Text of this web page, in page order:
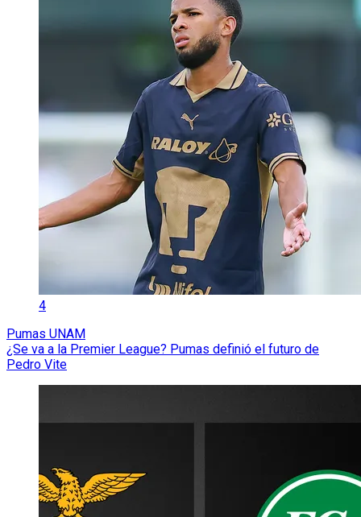
4
Pumas UNAM
¿Se va a la Premier League? Pumas definió el futuro de
Pedro Vite